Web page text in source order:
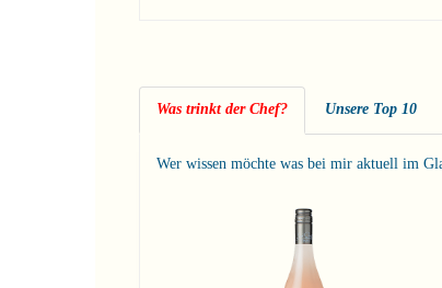
Was trinkt der Chef? Unsere Top 10
Wer wissen möchte was bei mir aktuell im